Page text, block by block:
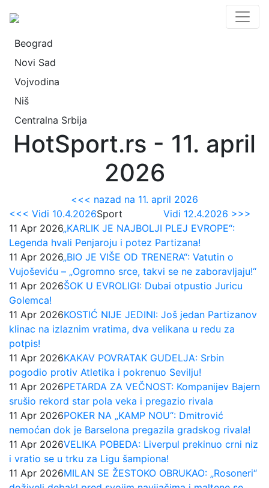
Beograd
Novi Sad
Vojvodina
Niš
Centralna Srbija
HotSport.rs - 11. april
2026
<<< nazad na 11. april 2026
<<< Vidi 10.4.2026
Vidi 12.4.2026 >>>
Sport
11 Apr 2026„KARLIK JE NAJBOLJI PLEJ EVROPE“:
Legenda hvali Penjaroju i potez Partizana!
11 Apr 2026„BIO JE VIŠE OD TRENERA“: Vatutin o
Vujoševiću – „Ogromno srce, takvi se ne zaboravljaju!“
11 Apr 2026ŠOK U EVROLIGI: Dubai otpustio Juricu
Golemca!
11 Apr 2026KOSTIĆ NIJE JEDINI: Još jedan Partizanov
klinac na izlaznim vratima, dva velikana u redu za
potpis!
11 Apr 2026KAKAV POVRATAK GUDELJA: Srbin
pogodio protiv Atletika i pokrenuo Sevilju!
11 Apr 2026PETARDA ZA VEČNOST: Kompanijev Bajern
srušio rekord star pola veka i pregazio rivala
11 Apr 2026POKER NA „KAMP NOU“: Dmitrović
nemoćan dok je Barselona pregazila gradskog rivala!
11 Apr 2026VELIKA POBEDA: Liverpul prekinuo crni niz
i vratio se u trku za Ligu šampiona!
11 Apr 2026MILAN SE ŽESTOKO OBRUKAO: „Rosoneri“